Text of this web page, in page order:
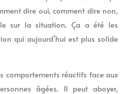
dire oui, comment dire non,
sur la situation. Ça a été les
qui aujourd’hui est plus solide
comportements réactifs face aux
âgées. Il peut aboyer,